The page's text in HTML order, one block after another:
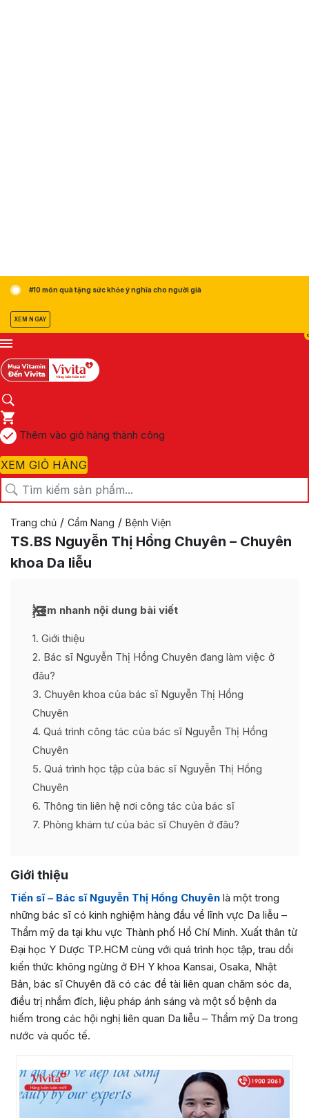
#10 món quà tặng sức khỏe ý nghĩa cho người già
XEM NGAY
0
Thêm vào giỏ hàng thành công
XEM GIỎ HÀNG
Trang chủ / Cẩm Nang / Bệnh Viện
TS.BS Nguyễn Thị Hồng Chuyên – Chuyên
khoa Da liễu
Xem nhanh nội dung bài viết
1 Giới thiệu
2 Bác sĩ Nguyễn Thị Hồng Chuyên đang làm việc ở
đâu?
3 Chuyên khoa của bác sĩ Nguyễn Thị Hồng
Chuyên
4 Quá trình công tác của bác sĩ Nguyễn Thị Hồng
Chuyên
5 Quá trình học tập của bác sĩ Nguyễn Thị Hồng
Chuyên
6 Thông tin liên hệ nơi công tác của bác sĩ
7 Phòng khám tư của bác sĩ Chuyên ở đâu?
Giới thiệu
Tiến sĩ – Bác sĩ Nguyễn Thị Hồng Chuyên là một trong
những bác sĩ có kinh nghiệm hàng đầu về lĩnh vực Da liễu –
Thẩm mỹ da tại khu vực Thành phố Hồ Chí Minh. Xuất thân từ
Đại học Y Dược TP.HCM cùng với quá trình học tập, trau dồi
kiến thức không ngừng ở ĐH Y khoa Kansai, Osaka, Nhật
Bản, bác sĩ Chuyên đã có các đề tài liên quan chăm sóc da,
điều trị nhắm đích, liệu pháp ánh sáng và một số bệnh da
hiếm trong các hội nghị liên quan Da liễu – Thẩm mỹ Da trong
nước và quốc tế.